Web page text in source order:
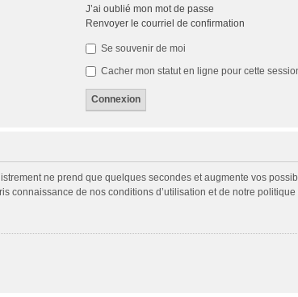
J’ai oublié mon mot de passe
Renvoyer le courriel de confirmation
Se souvenir de moi
Cacher mon statut en ligne pour cette
ne prend que quelques secondes et augmente vos
connaissance de nos conditions d’utilisation et de notre